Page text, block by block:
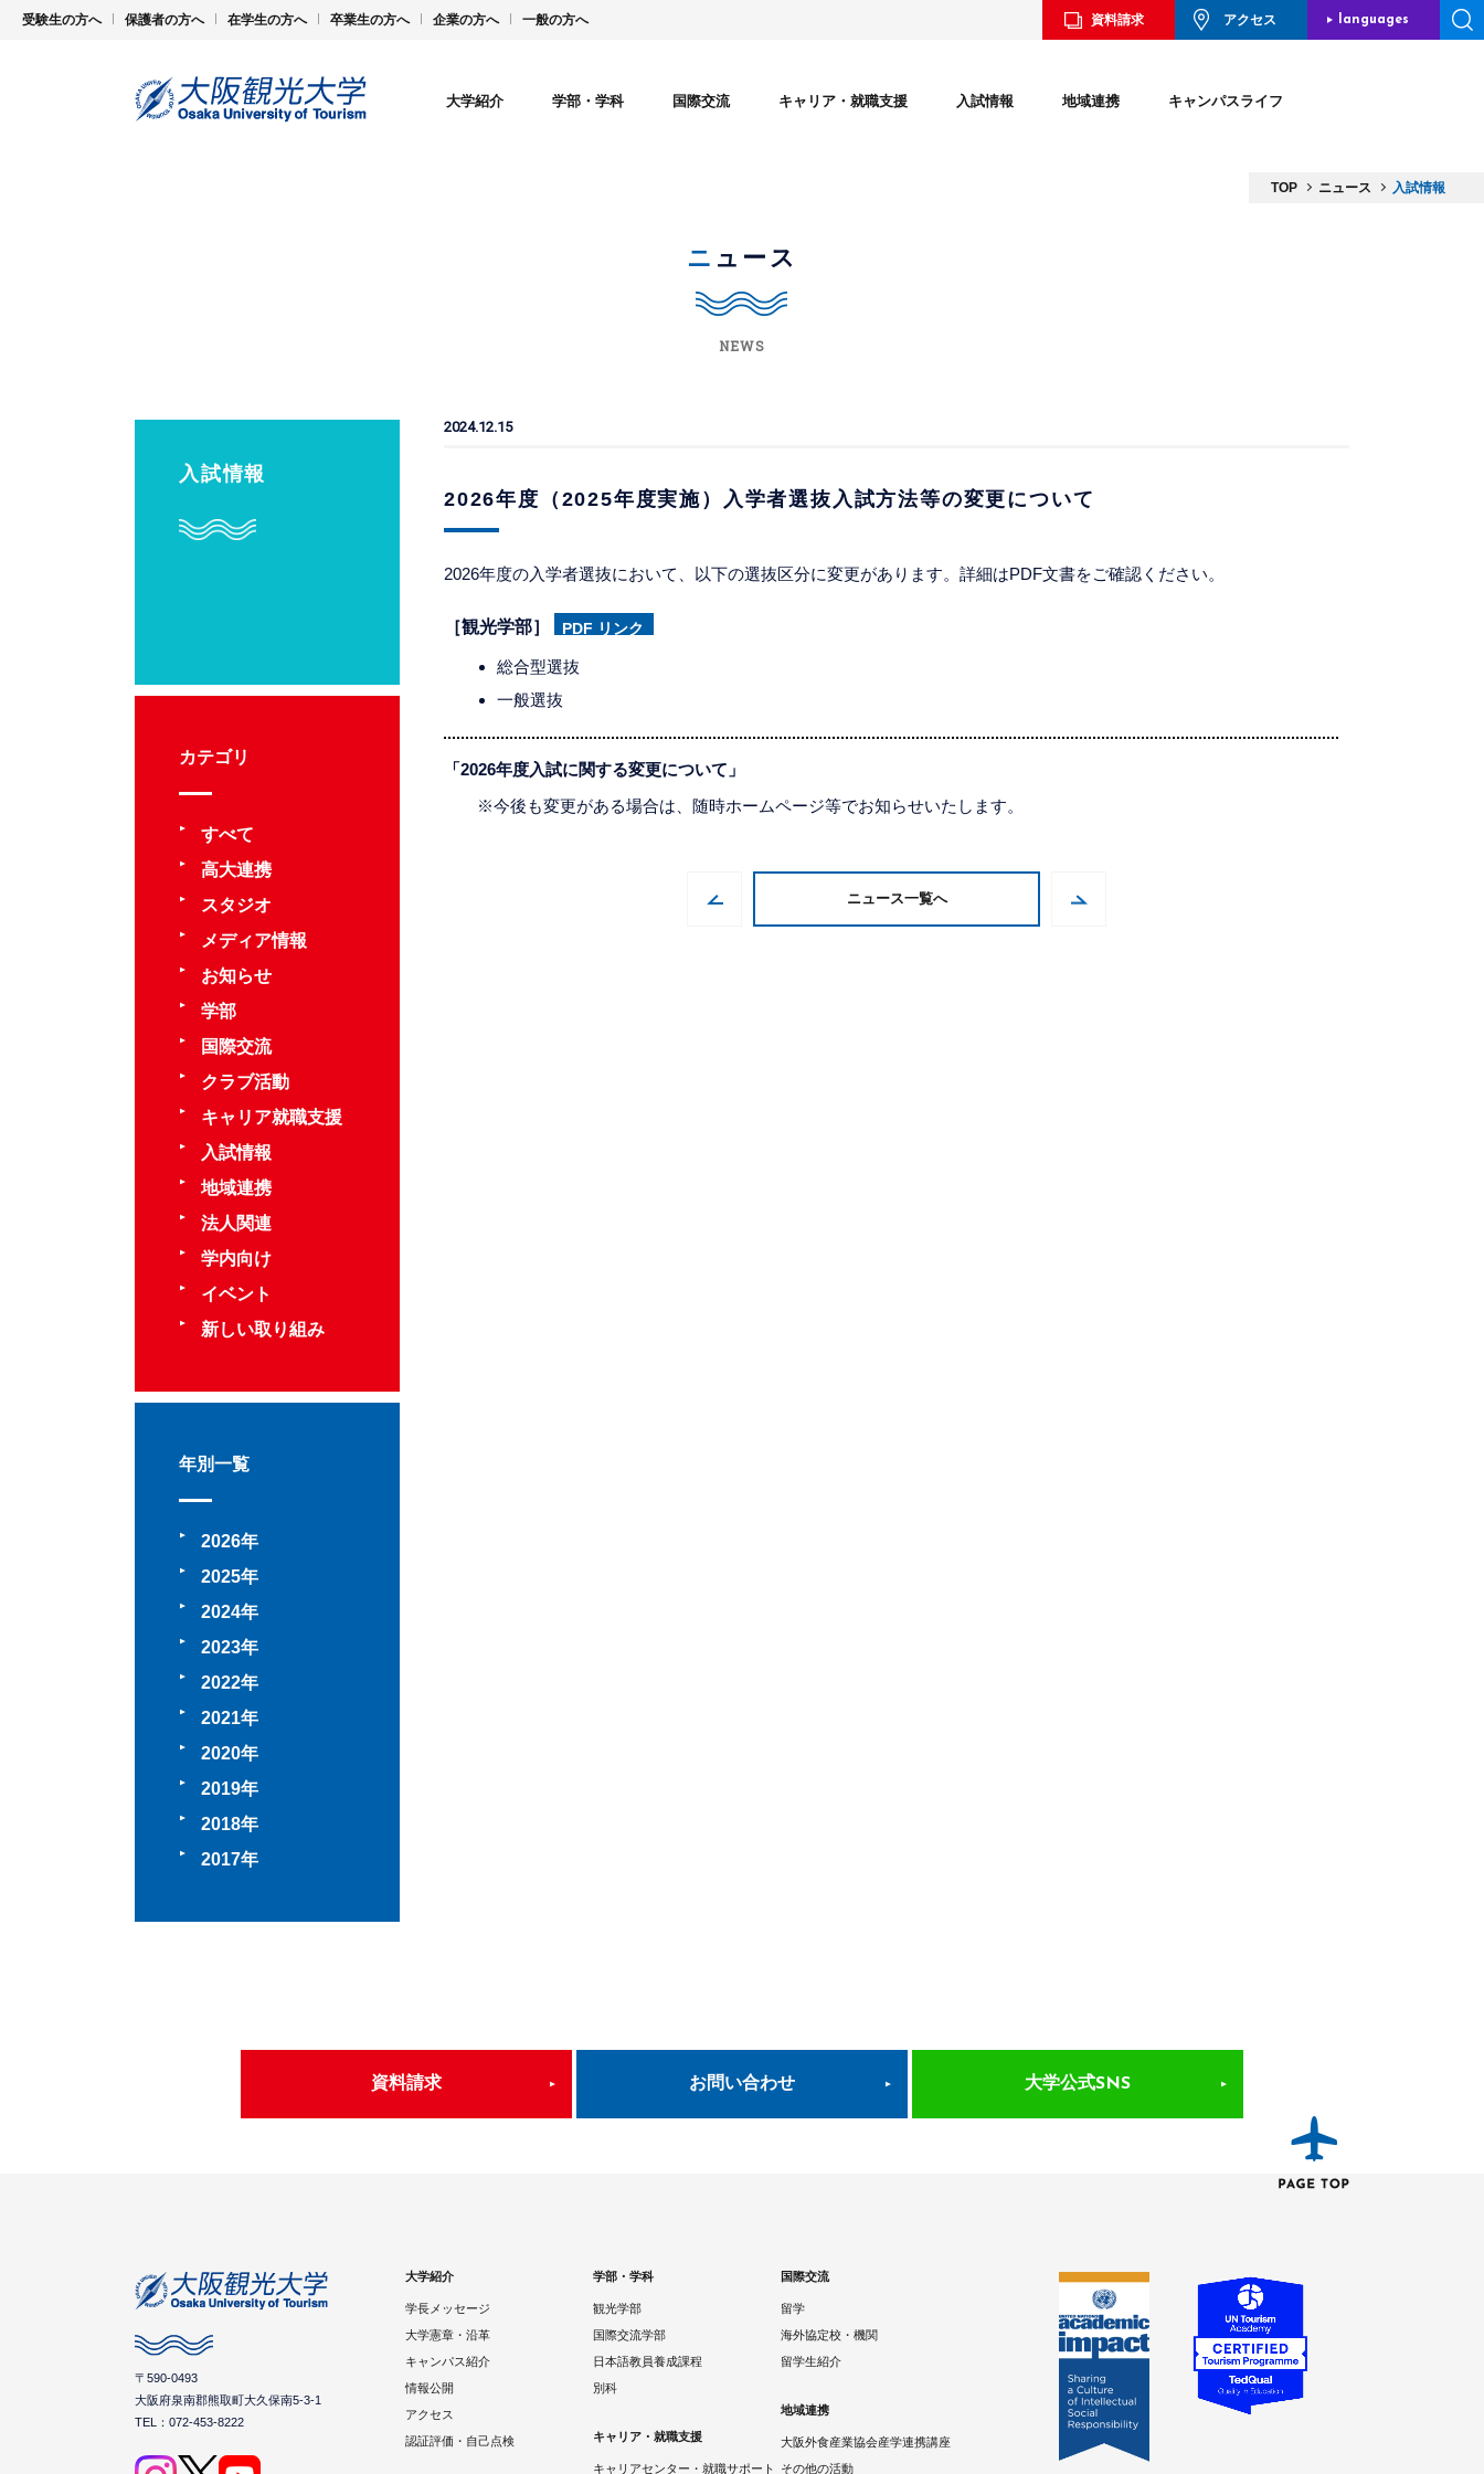
受験生の方へ 保護者の方へ 在学生の方へ 卒業生の方へ 企業の方へ 一般の方へ 資料請求 アクセス languages
大学紹介 学部・学科 国際交流 キャリア・就職支援 入試情報 地域連携 キャンパスライフ
TOP ニュース 入試情報
ニュース
NEWS
入試情報
2024.12.15
2026年度（2025年度実施）入学者選抜入試方法等の変更について
2026年度の入学者選抜において、以下の選抜区分に変更があります。詳細はPDF文書をご確認ください。
［観光学部］ PDF リンク
総合型選抜
一般選抜
「2026年度入試に関する変更について」
※今後も変更がある場合は、随時ホームページ等でお知らせいたします。
ニュース一覧へ
カテゴリ
すべて
高大連携
スタジオ
メディア情報
お知らせ
学部
国際交流
クラブ活動
キャリア就職支援
入試情報
地域連携
法人関連
学内向け
イベント
新しい取り組み
年別一覧
2026
2025
2024
2023
2022
2021
2020
2019
2018
2017
資料請求 お問い合わせ 大学公式SNS
〒590-0493
大阪府泉南郡熊取町大久保南5-3-1
TEL：072-453-8222
大学紹介
学長メッセージ
大学憲章・沿革
キャンパス紹介
情報公開
アクセス
認証評価・自己点検
学部・学科
観光学部
国際交流学部
日本語教員養成課程
別科
キャリア・就職支援
キャリアセンター・就職サポート
国際交流
留学
海外協定校・機関
留学生紹介
地域連携
大阪外食産業協会産学連携講座
その他の活動